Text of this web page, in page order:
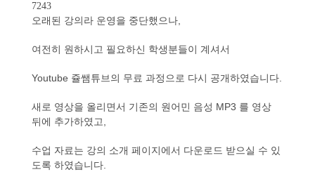
7243
오래된 강의라 운영을 중단했으나,
여전히 원하시고 필요하신 학생분들이 계셔서
Youtube 쥴쌤튜브의 무료 과정으로 다시 공개하였습니다.
새로 영상을 올리면서 기존의 원어민 음성 MP3 를 영상
뒤에 추가하였고,
수업 자료는 강의 소개 페이지에서 다운로드 받으실 수 있
도록 하였습니다.